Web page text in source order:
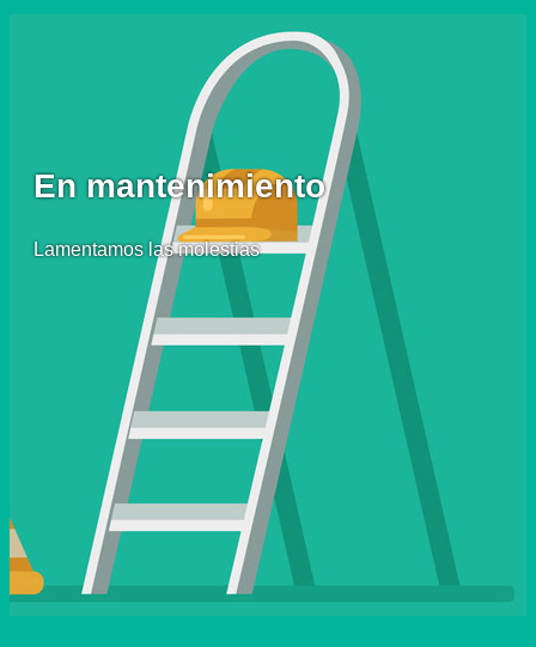
En mantenimiento
Lamentamos las molestias